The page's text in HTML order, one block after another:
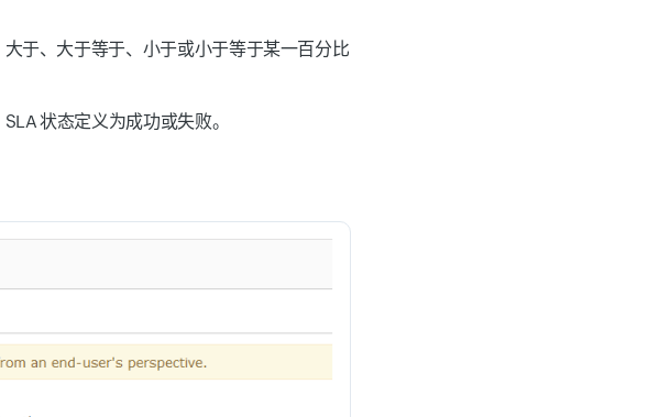
于、大于等于、小于或小于等于某一百分比
状态定义为成功或失败。